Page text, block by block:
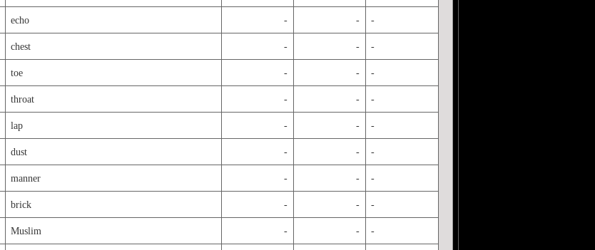
echo - - -
chest - - -
toe - - -
throat - - -
lap - - -
dust - - -
manner - - -
brick - - -
Muslim - - -